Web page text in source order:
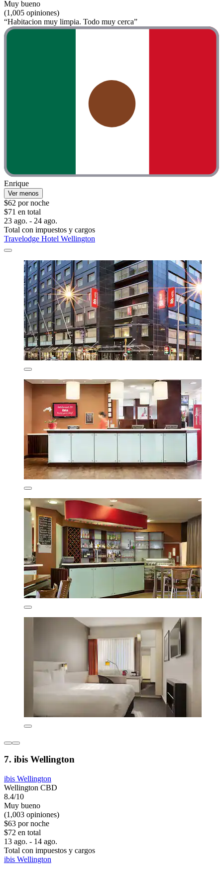
Muy bueno
(1,005 opiniones)
“Habitacion muy limpia. Todo muy cerca”
Enrique
Ver menos
$62 por noche
$71 en total
23 ago. - 24 ago.
Total con impuestos y cargos
Travelodge Hotel Wellington
7. ibis Wellington
ibis Wellington
Wellington CBD
8.4/10
Muy bueno
(1,003 opiniones)
$63 por noche
$72 en total
13 ago. - 14 ago.
Total con impuestos y cargos
ibis Wellington